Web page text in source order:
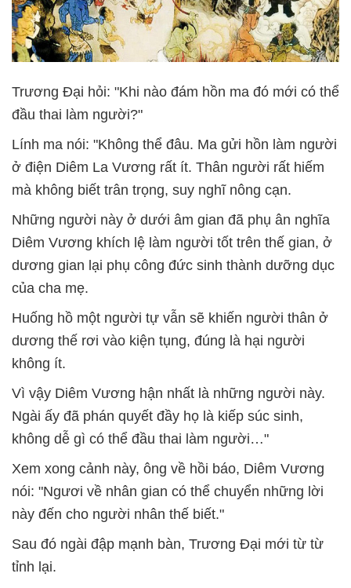
Trương Đại hỏi: "Khi nào đám hồn ma đó mới có thể
đầu thai làm người?"
Lính ma nói: "Không thể đâu. Ma gửi hồn làm người
ở điện Diêm La Vương rất ít. Thân người rất hiếm
mà không biết trân trọng, suy nghĩ nông cạn.
Những người này ở dưới âm gian đã phụ ân nghĩa
Diêm Vương khích lệ làm người tốt trên thế gian, ở
dương gian lại phụ công đức sinh thành dưỡng dục
của cha mẹ.
Huống hồ một người tự vẫn sẽ khiến người thân ở
dương thế rơi vào kiện tụng, đúng là hại người
không ít.
Vì vậy Diêm Vương hận nhất là những người này.
Ngài ấy đã phán quyết đầy họ là kiếp súc sinh,
không dễ gì có thể đầu thai làm người…"
Xem xong cảnh này, ông về hồi báo, Diêm Vương
nói: "Ngươi về nhân gian có thể chuyển những lời
này đến cho người nhân thế biết."
Sau đó ngài đập mạnh bàn, Trương Đại mới từ từ
tỉnh lại.